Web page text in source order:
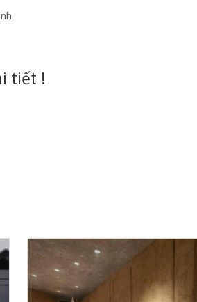
tiết !